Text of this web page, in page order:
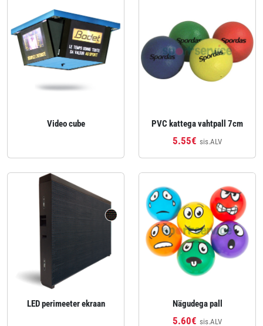
Video cube PVC kattega vahtpall 7cm
5.55€ sis.ALV
LED perimeeter ekraan Nägudega pall
5.60€ sis.ALV